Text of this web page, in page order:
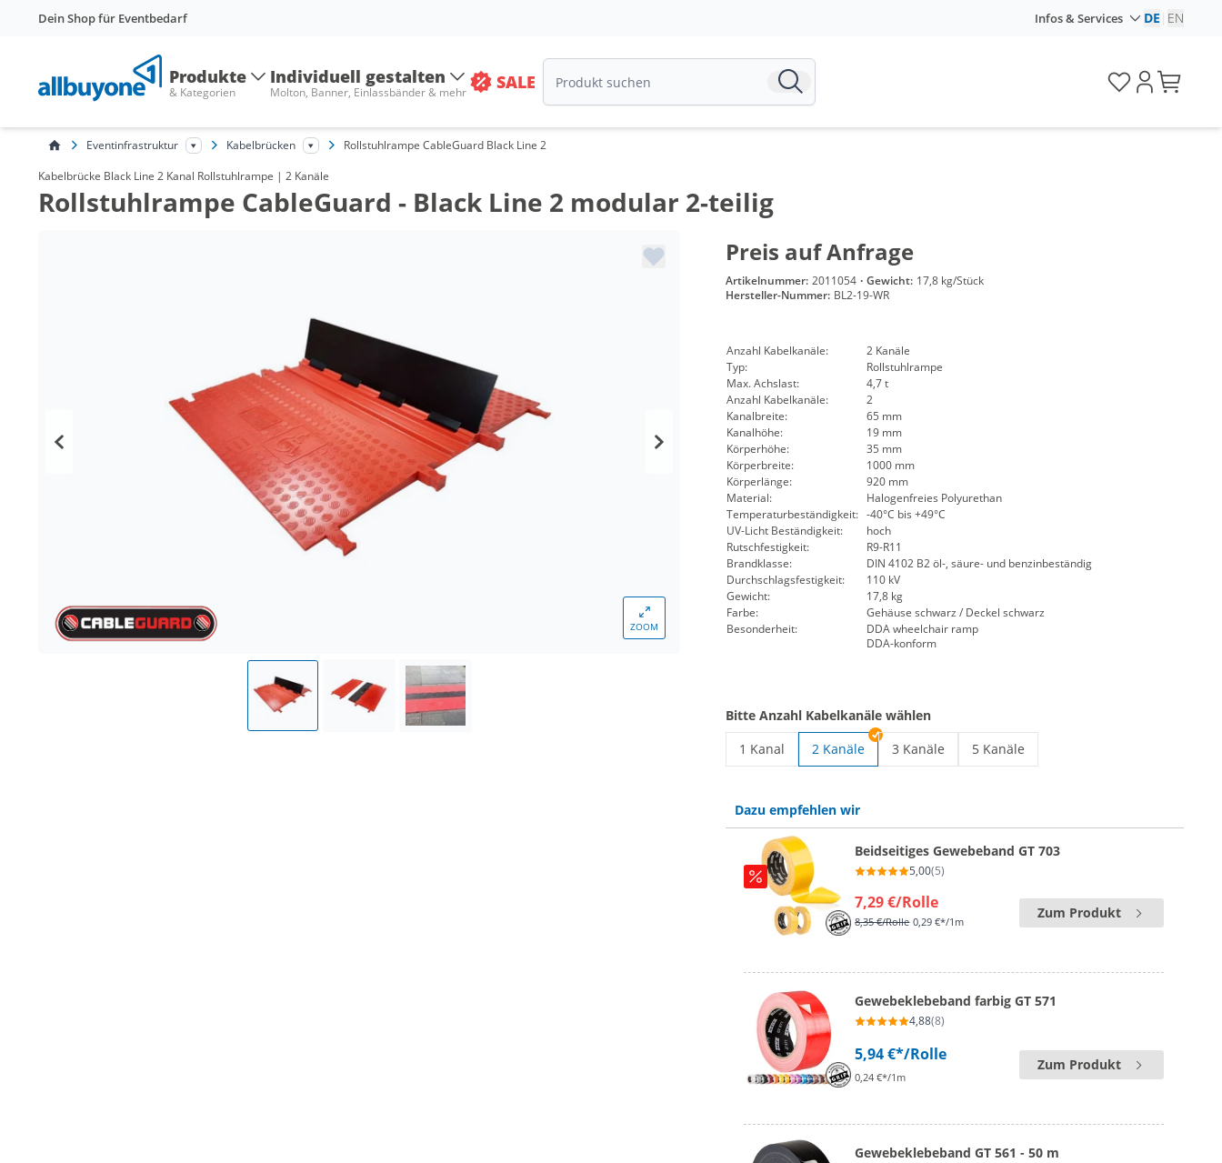
Dein Shop für Eventbedarf Infos & Services DE EN
Produkte
& Kategorien
Individuell gestalten
Molton, Banner, Einlassbänder & mehr SALE
Eventinfrastruktur Kabelbrücken Rollstuhlrampe CableGuard Black Line 2
Kabelbrücke Black Line 2 Kanal Rollstuhlrampe | 2 Kanäle
Rollstuhlrampe CableGuard - Black Line 2 modular 2-teilig
ZOOM
Preis auf Anfrage
Artikelnummer: 2011054 · Gewicht: 17,8 kg/Stück
Hersteller-Nummer: BL2-19-WR
Anzahl Kabelkanäle:
2 Kanäle
Typ:
Rollstuhlrampe
Max. Achslast:
4,7 t
Anzahl Kabelkanäle:
2
Kanalbreite:
65 mm
Kanalhöhe:
19 mm
Körperhöhe:
35 mm
Körperbreite:
1000 mm
Körperlänge:
920 mm
Material:
Halogenfreies Polyurethan
Temperaturbeständigkeit: -40°C bis +49°C
UV-Licht Beständigkeit:
hoch
Rutschfestigkeit:
R9-R11
Brandklasse:
DIN 4102 B2 öl-, säure- und benzinbeständig
Durchschlagsfestigkeit:
110 kV
Gewicht:
17,8 kg
Farbe:
Gehäuse schwarz / Deckel schwarz
Besonderheit:
DDA wheelchair ramp
DDA-konform
Bitte Anzahl Kabelkanäle wählen
1 Kanal
2 Kanäle
3 Kanäle
5 Kanäle
Dazu empfehlen wir
Beidseitiges Gewebeband GT 703
5,00(5)
7,29 €/Rolle
8,35 €/Rolle 0,29 €*/1m
Zum Produkt
Gewebeklebeband farbig GT 571
4,88(8)
5,94 €*/Rolle
0,24 €*/1m
Zum Produkt
Gewebeklebeband GT 561 - 50 m